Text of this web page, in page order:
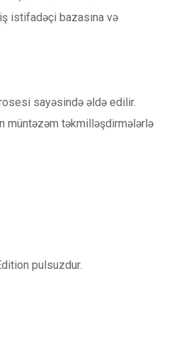
istifadəçi bazasına və
sayəsində əldə edilir.
müntəzəm təkmilləşdirmələrlə
pulsuzdur.